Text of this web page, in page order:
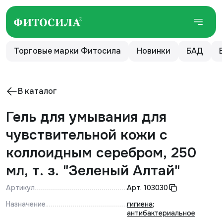
Торговые марки Фитосила Новинки БАД
В каталог
Гель для умывания для
чувствительной кожи с
коллоидным серебром, 250
мл, т. з. "Зеленый Алтай"
Артикул Арт. 103030
Назначение
гигиена;
антибактериальное